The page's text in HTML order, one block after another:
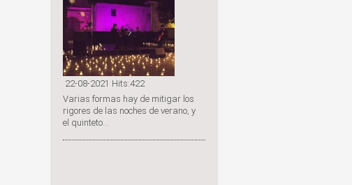
22-08-2021 Hits:422
Varias formas hay de mitigar los
rigores de las noches de verano, y
el quinteto...